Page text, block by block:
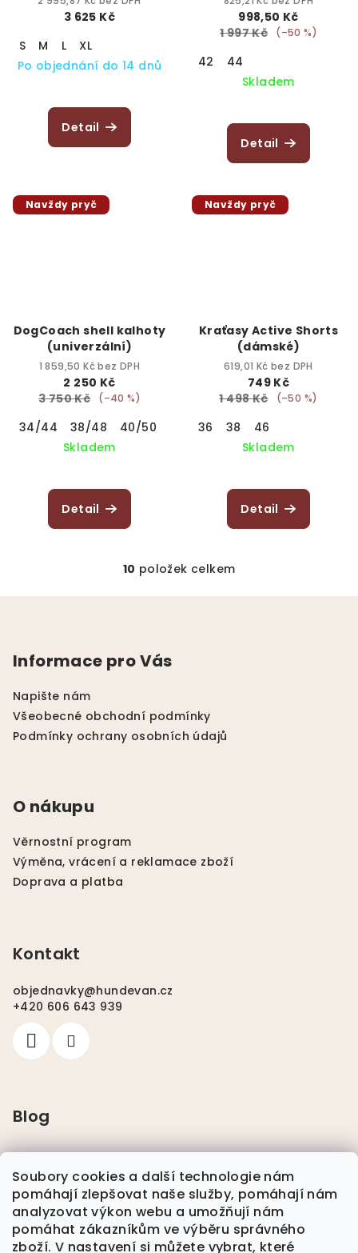
Soubory cookies a další technologie nám
pomáhají zlepšovat naše služby, pomáhají nám
analyzovat výkon webu a umožňují nám
pomáhat zákazníkům ve výběru správného
zboží. V nastavení si můžete vybrat, které
3 625 Kč
S
M L
XL
Po objednání do 14 dnů
Detail
998,50 Kč
1 997 Kč
(–50 %)
42
44
Skladem
Detail
Navždy pryč
DogCoach shell kalhoty
(univerzální)
1 859,50 Kč bez DPH
2 250 Kč
3 750 Kč
(–40 %)
34/44 38/48 40/50
44/54
Skladem
Detail
Navždy pryč
Kraťasy Active Shorts
(dámské)
619,01 Kč bez DPH
749 Kč
1 498 Kč
(–50 %)
36 38
46
Skladem
Detail
O
v
p
r
i
10 položek celkem
Informace pro Vás
Napište nám
Všeobecné obchodní podmínky
Podmínky ochrany osobních údajů
O nákupu
Věrnostní program
Výměna, vrácení a reklamace zboží
Doprava a platba
Kontakt
objednavky@hundevan.cz
+420 606 643 939
Blog
Pláštěnky pro psy
Nikwax